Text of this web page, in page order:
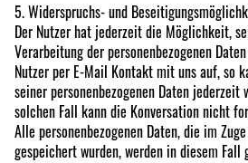
5. Widerspruchs- und
Der Nutzer hat jederzeit die Möglichkeit,
Verarbeitung der personenbezogenen
Nutzer per E-Mail Kontakt mit uns auf, so
seiner personenbezogenen Daten jederzeit
solchen Fall kann die Konversation nicht
Alle personenbezogenen Daten, die im
gespeichert wurden, werden in diesem Fall